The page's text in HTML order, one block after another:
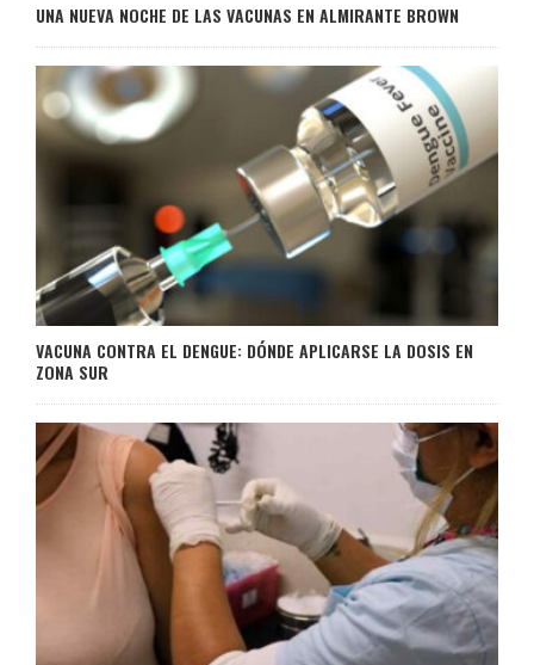
UNA NUEVA NOCHE DE LAS VACUNAS EN ALMIRANTE BROWN
VACUNA CONTRA EL DENGUE: DÓNDE APLICARSE LA DOSIS EN
ZONA SUR